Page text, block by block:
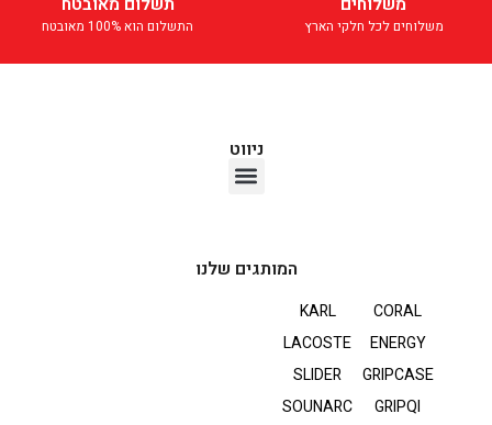
משלוחים לכל חלקי הארץ התשלום הוא 100% מאובטח
ניווט
המותגים שלנו
CORAL
ENERGY
GRIPCASE
GRIPQI
KARL
LACOSTE
SLIDER
SOUNARC